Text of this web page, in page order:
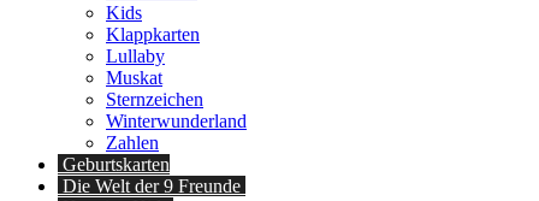
Kids
Klappkarten
Lullaby
Muskat
Sternzeichen
Winterwunderland
Zahlen
Geburtskarten
Die Welt der 9 Freunde